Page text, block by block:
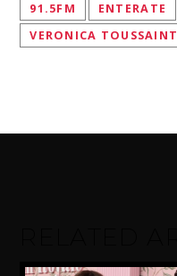
91.5FM ENTERATE
VERONICA TOUSSAINT